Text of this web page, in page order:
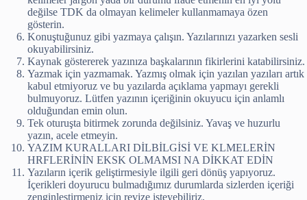
değilse TDK da olmayan kelimeler kullanmamaya özen
gösterin.
Konuştuğunuz gibi yazmaya çalışın. Yazılarınızı yazarken sesli
okuyabilirsiniz.
Kaynak göstererek yazınıza başkalarının fikirlerini katabilirsiniz.
Yazmak için yazmamak. Yazmış olmak için yazılan yazıları artık
kabul etmiyoruz ve bu yazılarda açıklama yapmayı gerekli
bulmuyoruz. Lütfen yazının içeriğinin okuyucu için anlamlı
olduğundan emin olun.
Tek oturuşta bitirmek zorunda değilsiniz. Yavaş ve huzurlu
yazın, acele etmeyin.
YAZIM KURALLARI DİLBİLGİSİ VE KLMELERİN
HRFLERİNİN EKSK OLMAMSI NA DİKKAT EDİN
Yazıların içerik geliştirmesiyle ilgili geri dönüş yapıyoruz.
İçerikleri doyurucu bulmadığımız durumlarda sizlerden içeriği
zenginleştirmeniz için revize isteyebiliriz.